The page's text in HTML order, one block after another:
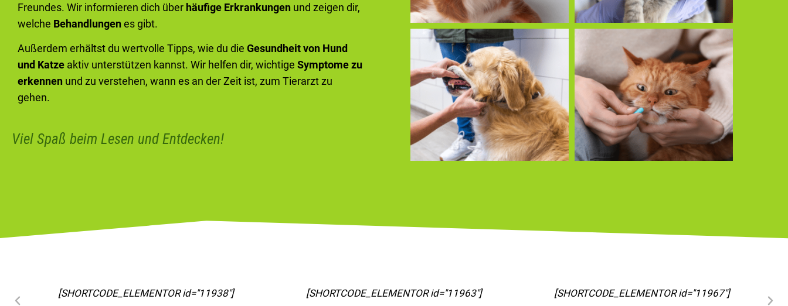
Freundes. Wir informieren dich über häufige Erkrankungen und zeigen dir,
welche Behandlungenes gibt.
Außerdem erhältst du wertvolle Tipps, wie du die Gesundheit von Hund
und Katze aktiv unterstützen kannst. Wir helfen dir, wichtige Symptome zu
erkennen und zu verstehen, wann es an der Zeit ist, zum Tierarzt zu
gehen.
Viel Spaß beim Lesen und Entdecken!
[SHORTCODE_ELEMENTOR id="11963"] [SHORTCODE_ELEMENTOR id="11967"] [SHORTCODE_ELEMENTOR id="11973"]